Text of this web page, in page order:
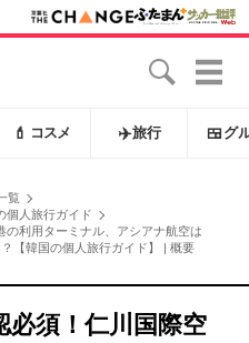
💄 コスメ ✈️旅行 🍱 グ
覧
個人旅行ガイド
の利用ターミナル、アシアナ航空は
【韓国の個人旅行ガイド】 | 概要
必須！仁川国際空